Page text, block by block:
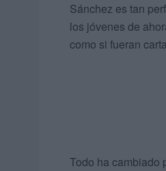
Sánchez es tan
los jóvenes de
como si fueran
Todo ha cambiado